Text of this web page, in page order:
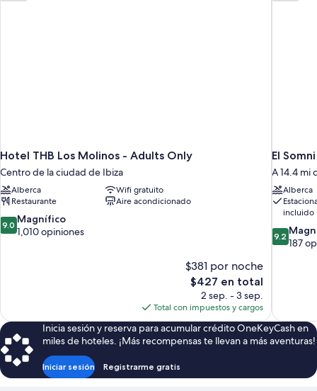
within
Hotel THB Los Molinos - Adults Only
Centro de la ciudad de Ibiza
Alberca
Wifi gratuito
Restaurante
Aire acondicionado
9.0
de
9.0 Magnífico
1,010 opiniones
$381 por noche
El
precio
actual
es
de
$427
$427 en total
2 sep. - 3 sep.
Total con impuestos y cargos
El
A 14.4 mi
Alberca
incluido
9.2
de
9.2
187
Inicia sesión y reserva para acumular crédito OneKeyCash en
miles de hoteles. ¡Más recompensas te llevan a más aventuras!
Iniciar sesión Registrarme gratis